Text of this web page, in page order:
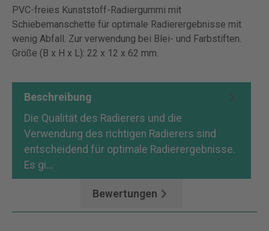
PVC-freies Kunststoff-Radiergummi mit
Schiebemanschette für optimale Radierergebnisse mit
wenig Abfall. Zur verwendung bei Blei- und Farbstiften.
Größe (B x H x L): 22 x 12 x 62 mm.
Beschreibung
Die Qualität des Radierers und die
Verwendung des richtigen Radierers sind
entscheidend für optimale Radierergebnisse.
Es gi…
Bewertungen